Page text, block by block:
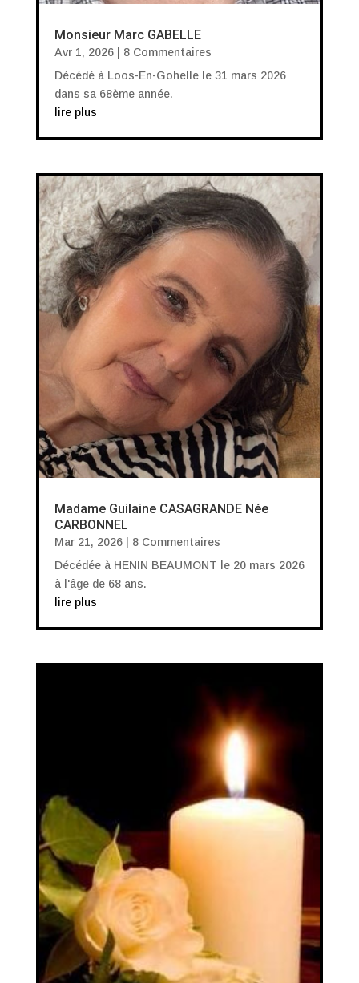
Monsieur Marc GABELLE
Avr 1, 2026| 8 Commentaires
Décédé à Loos-En-Gohelle le 31 mars 2026
dans sa 68ème année.
lire plus
Madame Guilaine CASAGRANDE Née
CARBONNEL
Mar 21, 2026| 8 Commentaires
Décédée à HENIN BEAUMONT le 20 mars 2026
à l'âge de 68 ans.
lire plus